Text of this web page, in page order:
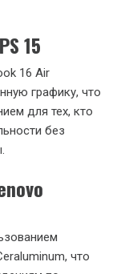
задач машинного
для
в области AI и
почему
MacBook
Ryzen AI 9 HX 370